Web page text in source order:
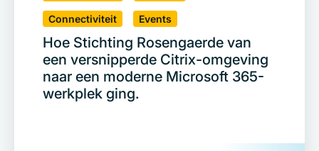
Connectiviteit Events
Hoe Stichting Rosengaerde van
een versnipperde Citrix-omgeving
naar een moderne Microsoft 365-
werkplek ging.